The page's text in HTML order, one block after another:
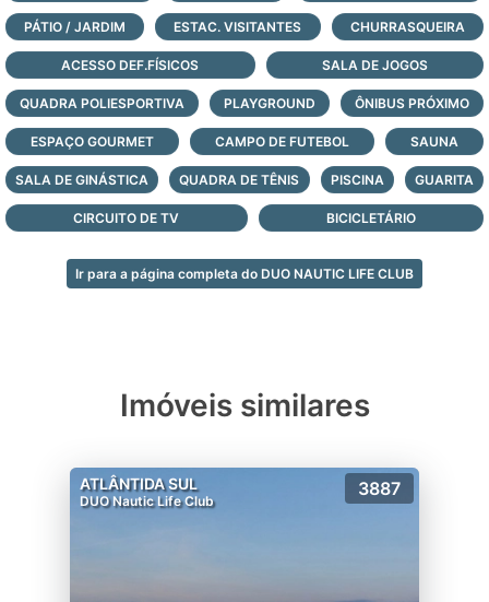
Piscinas
Praia artificial
Quadras de beach tênis
Quadra poliesportiva
Quadra de tênis
Acesso a lagoa
Clube náutico
PÁTIO / JARDIM ESTAC. VISITANTES CHURRASQUEIRA
ACESSO DEF.FÍSICOS SALA DE JOGOS
QUADRA POLIESPORTIVA PLAYGROUND ÔNIBUS PRÓXIMO
ESPAÇO GOURMET CAMPO DE FUTEBOL SAUNA
SALA DE GINÁSTICA QUADRA DE TÊNIS PISCINA GUARITA
CIRCUITO DE TV BICICLETÁRIO
Ir para a página completa do DUO NAUTIC LIFE CLUB
Imóveis similares
ATLÂNTIDA SUL
DUO Nautic Life Club
3887